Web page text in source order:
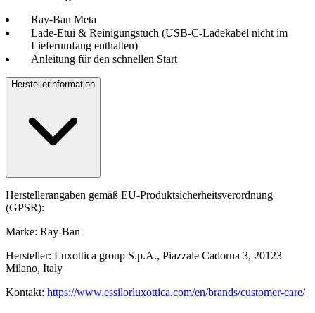
Ray-Ban Meta
Lade-Etui & Reinigungstuch (USB-C-Ladekabel nicht im
Lieferumfang enthalten)
Anleitung für den schnellen Start
Herstellerinformation
Herstellerangaben gemäß EU-Produktsicherheitsverordnung
(GPSR):
Marke: Ray-Ban
Hersteller: Luxottica group S.p.A., Piazzale Cadorna 3, 20123
Milano, Italy
Kontakt: https://www.essilorluxottica.com/en/brands/customer-care/